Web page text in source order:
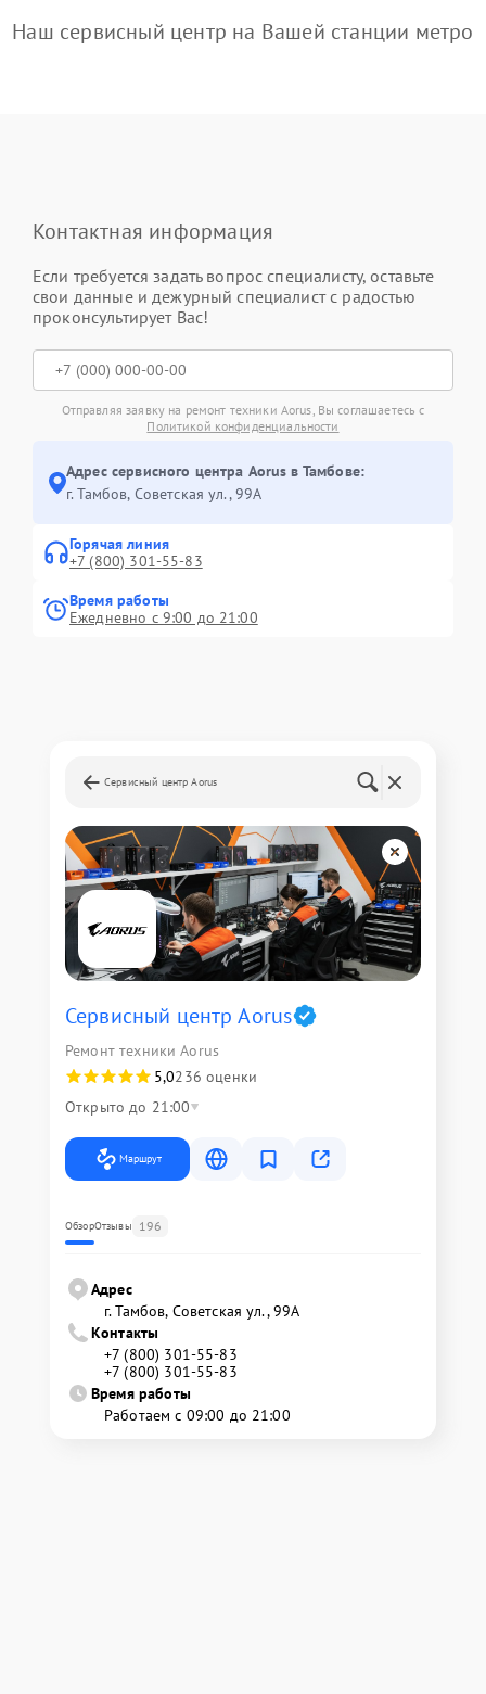
Наш сервисный центр на Вашей станции метро
Контактная информация
Если требуется задать вопрос специалисту, оставьте
свои данные и дежурный специалист с радостью
проконсультирует Вас!
Отправляя заявку на ремонт техники Aorus, Вы соглашаетесь с
Политикой конфиденциальности
Адрес сервисного центра Aorus в Тамбове:
г. Тамбов, Советская ул., 99А
Горячая линия
+7 (800) 301-55-83
Время работы
Ежедневно с 9:00 до 21:00
Сервисный центр Aorus
Сервисный центр Aorus
Ремонт техники Aorus
5,0236 оценки
Открыто до 21:00
Маршрут
ОбзорОтзывы 196
Адрес
г. Тамбов, Советская ул., 99А
Контакты
+7 (800) 301-55-83
+7 (800) 301-55-83
Время работы
Работаем с 09:00 до 21:00